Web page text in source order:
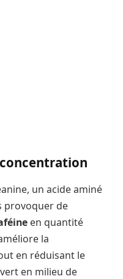
un acide aminé
provoquer de
en quantité
la
en réduisant le
en milieu de